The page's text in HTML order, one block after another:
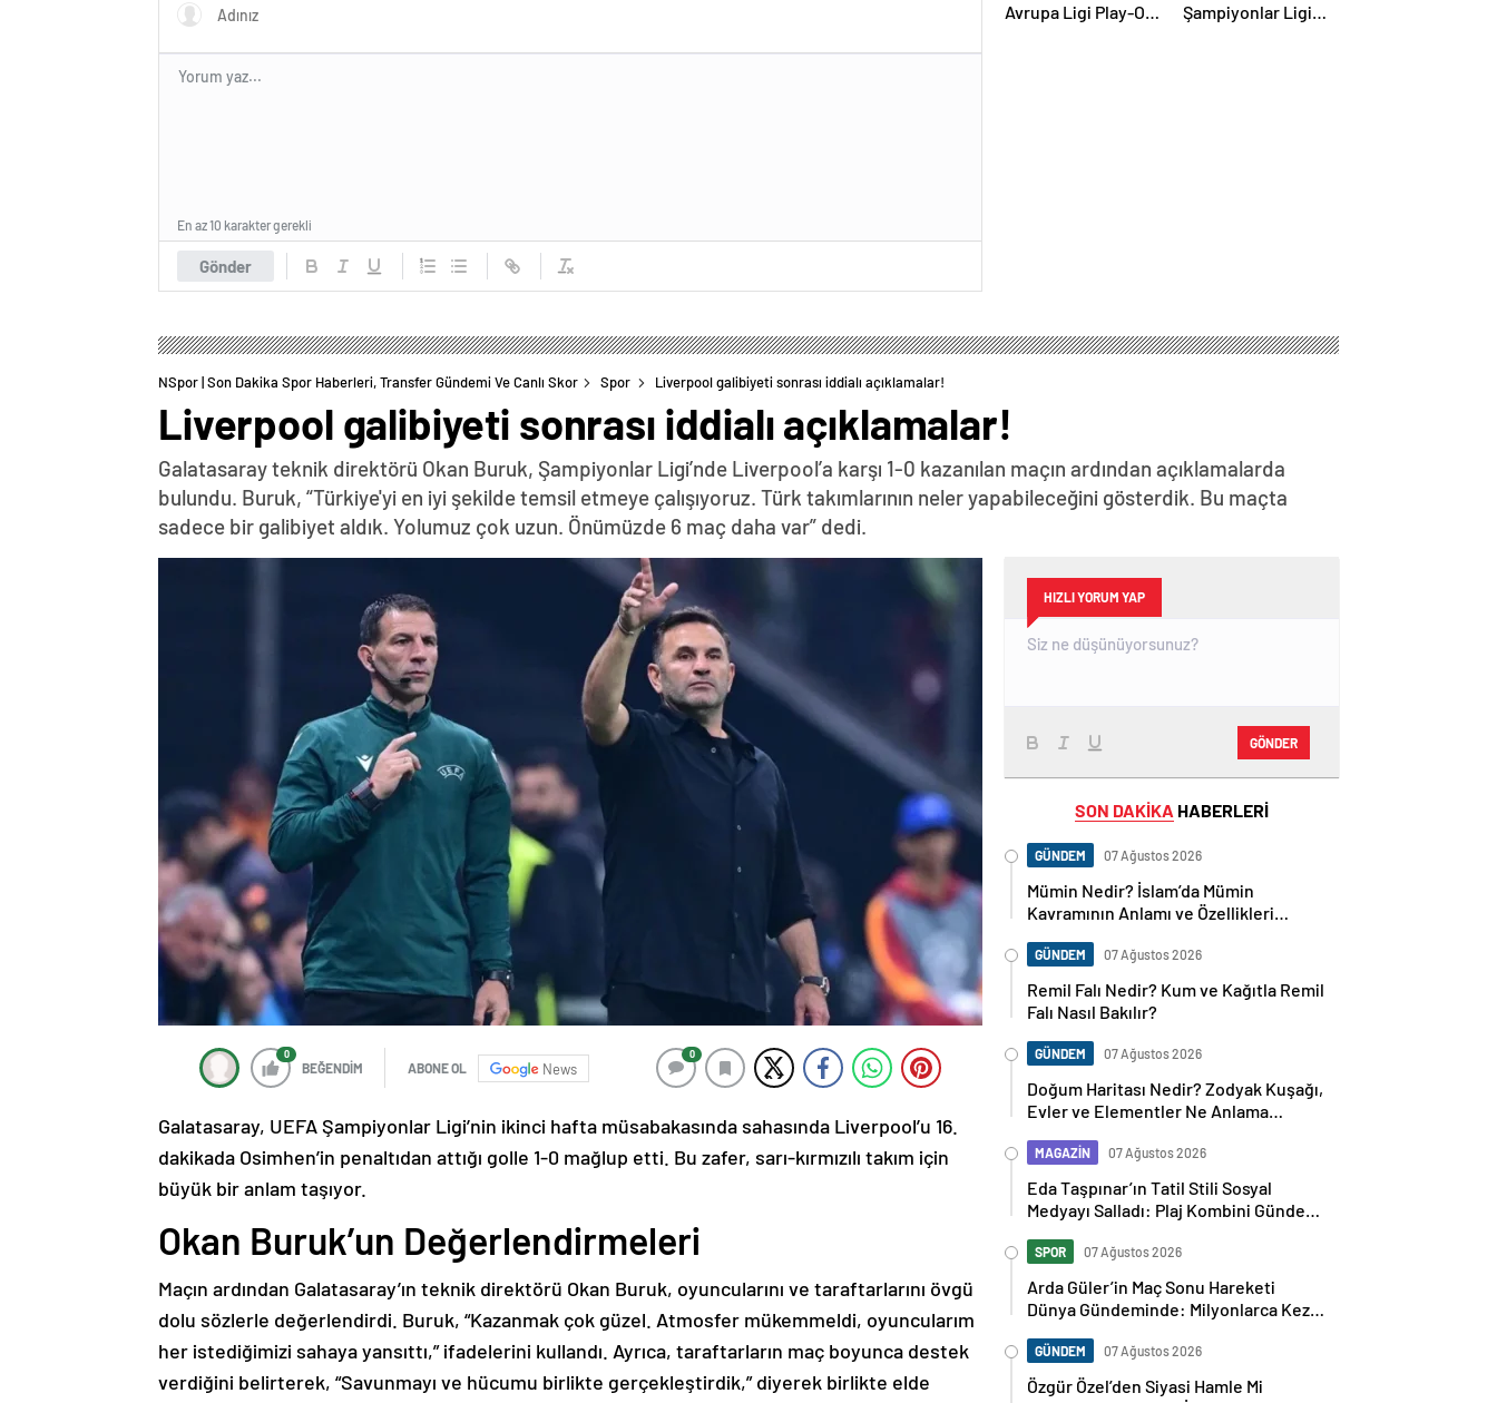
Gönder
En az 10 karakter gerekli
Avrupa Ligi Play-Off
Şampiyonlar Ligi
NSpor | Son Dakika Spor Haberleri, Transfer Gündemi Ve Canlı Skor Spor Liverpool galibiyeti sonrası iddialı açıklamalar!
Liverpool galibiyeti sonrası iddialı açıklamalar!
Galatasaray teknik direktörü Okan Buruk, Şampiyonlar Ligi’nde Liverpool’a karşı 1-0 kazanılan maçın ardından açıklamalarda
bulundu. Buruk, “Türkiye'yi en iyi şekilde temsil etmeye çalışıyoruz. Türk takımlarının neler yapabileceğini gösterdik. Bu maçta
sadece bir galibiyet aldık. Yolumuz çok uzun. Önümüzde 6 maç daha var” dedi.
0
BEĞENDİM ABONE OL News
0
Galatasaray, UEFA Şampiyonlar Ligi’nin ikinci hafta müsabakasında sahasında Liverpool’u 16.
dakikada Osimhen’in penaltıdan attığı golle 1-0 mağlup etti. Bu zafer, sarı-kırmızılı takım için
büyük bir anlam taşıyor.
Okan Buruk’un Değerlendirmeleri
Maçın ardından Galatasaray’ın teknik direktörü Okan Buruk, oyuncularını ve taraftarlarını övgü
dolu sözlerle değerlendirdi. Buruk, “Kazanmak çok güzel. Atmosfer mükemmeldi, oyuncularım
her istediğimizi sahaya yansıttı,” ifadelerini kullandı. Ayrıca, taraftarların maç boyunca destek
verdiğini belirterek, “Savunmayı ve hücumu birlikte gerçekleştirdik,” diyerek birlikte elde
HIZLI YORUM YAP
GÖNDER
SON DAKİKA HABERLERİ
GÜNDEM 07 Ağustos 2026
Mümin Nedir? İslam’da Mümin
Kavramının Anlamı ve Özellikleri
GÜNDEM 07 Ağustos 2026
Remil Falı Nedir? Kum ve Kağıtla Remil
Falı Nasıl Bakılır?
GÜNDEM 07 Ağustos 2026
Doğum Haritası Nedir? Zodyak Kuşağı,
Evler ve Elementler Ne Anlama
MAGAZİN 07 Ağustos 2026
Eda Taşpınar’ın Tatil Stili Sosyal
Medyayı Salladı: Plaj Kombini Gündem
SPOR 07 Ağustos 2026
Arda Güler’in Maç Sonu Hareketi
Dünya Gündeminde: Milyonlarca Kez
GÜNDEM 07 Ağustos 2026
Özgür Özel’den Siyasi Hamle Mi